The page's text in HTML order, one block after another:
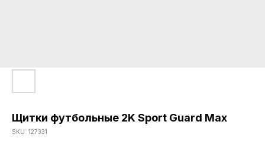
Щитки футбольные 2K Sport Guard Max
SKU: 127331